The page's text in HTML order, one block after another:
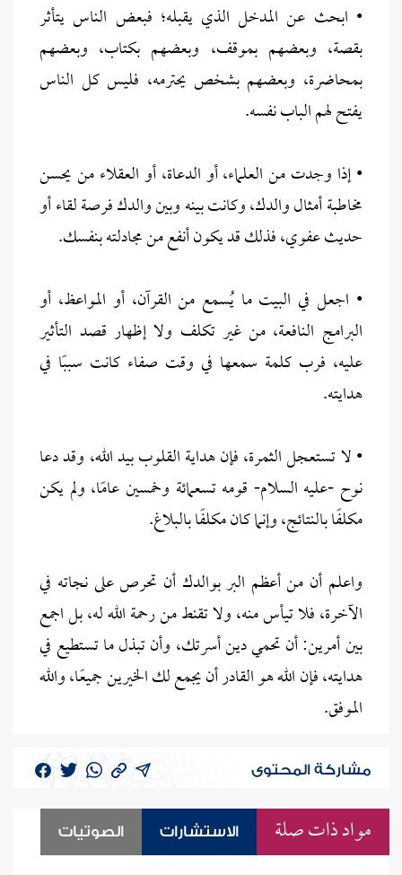
• ابحث عن المدخل الذي يقبله؛ فبعض الناس يتأثر
بقصة، وبعضهم بموقف، وبعضهم بكتاب، وبعضهم
بمحاضرة، وبعضهم بشخص يحترمه، فليس كل الناس
يفتح لهم الباب نفسه.
• إذا وجدت من العلماء، أو الدعاة، أو العقلاء من يحسن
مخاطبة أمثال والدك، وكانت بينه وبين والدك فرصة لقاء أو
حديث عفوي، فذلك قد يكون أنفع من مجادلته بنفسك.
• اجعل في البيت ما يُسمع من القرآن، أو المواعظ، أو
البرامج النافعة، من غير تكلف ولا إظهار قصد التأثير
عليه، فرب كلمة سمعها في وقت صفاء كانت سببًا في
هدايته.
• لا تستعجل الثمرة، فإن هداية القلوب بيد الله، وقد دعا
نوح -عليه السلام- قومه تسعمائة وخمسين عامًا، ولم يكن
مكلفًا بالنتائج، وإنما كان مكلفًا بالبلاغ.
واعلم أن من أعظم البر بوالدك أن تحرص على نجاته في
الآخرة، فلا تيأس منه، ولا تقنط من رحمة الله له، بل اجمع
بين أمرين: أن تحمي دين أسرتك، وأن تبذل ما تستطيع في
هدايته، فإن الله هو القادر أن يجمع لك الخيرين جميعًا، والله
الموفق.
مشاركة المحتوى
مواد ذات صلة الاستشارات الصوتيات